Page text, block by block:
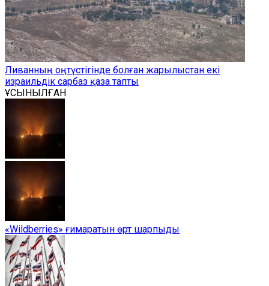
Ливанның оңтүстігінде болған жарылыстан екі
израильдік сарбаз қаза тапты
ҰСЫНЫЛҒАН
«Wildberries» ғимаратын өрт шарпыды